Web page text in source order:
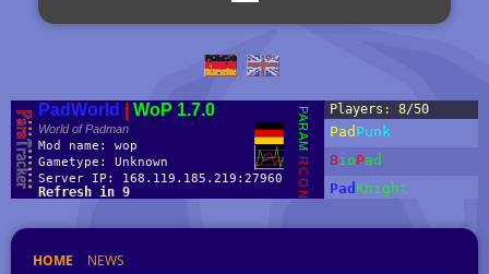
HOME NEWS